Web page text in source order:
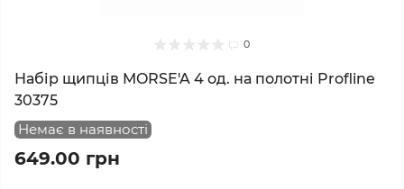
0
Набір щипців MORSE'A 4 од. на полотні Profline
30375
Немає в наявності
649.00 грн